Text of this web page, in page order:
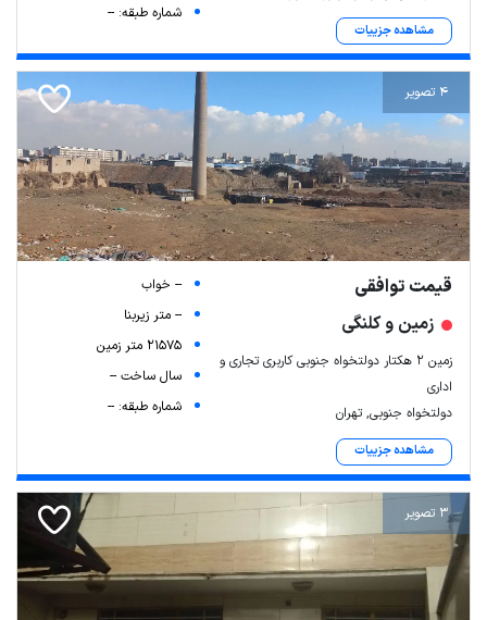
مشاهده جزییات
شماره طبقه: --
4 تصویر
قیمت توافقی
زمین و کلنگی
زمین ۲ هکتار دولتخواه جنوبی کاربری تجاری و
اداری
دولتخواه جنوبی, تهران
مشاهده جزییات
-- خواب
-- متر زیربنا
21575 متر زمین
سال ساخت --
شماره طبقه: --
3 تصویر